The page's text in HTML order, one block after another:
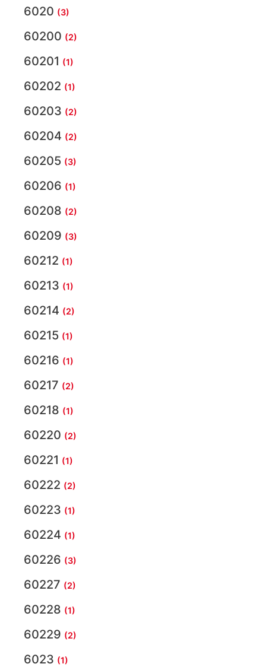
6020 (3)
60200 (2)
60201 (1)
60202 (1)
60203 (2)
60204 (2)
60205 (3)
60206 (1)
60208 (2)
60209 (3)
60212 (1)
60213 (1)
60214 (2)
60215 (1)
60216 (1)
60217 (2)
60218 (1)
60220 (2)
60221 (1)
60222 (2)
60223 (1)
60224 (1)
60226 (3)
60227 (2)
60228 (1)
60229 (2)
6023 (1)